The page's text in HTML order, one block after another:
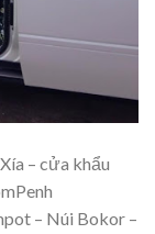
– cửa khẩu
– Núi Bokor –